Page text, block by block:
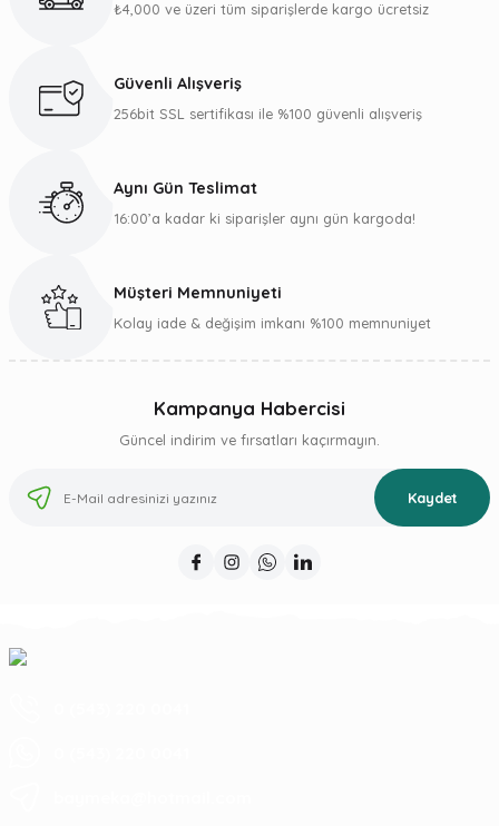
Ürün bilgilerinde hatalar bulunuyor.
Gönder
₺4,000 ve üzeri tüm siparişlerde kargo ücretsiz
Güvenli Alışveriş
256bit SSL sertifikası ile %100 güvenli alışveriş
Aynı Gün Teslimat
16:00’a kadar ki siparişler aynı gün kargoda!
Müşteri Memnuniyeti
Kolay iade & değişim imkanı %100 memnuniyet
Kampanya Habercisi
Güncel indirim ve fırsatları kaçırmayın.
Kaydet